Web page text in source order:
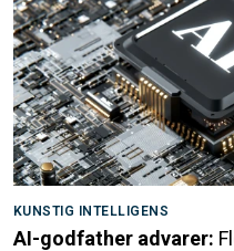
KUNSTIG INTELLIGENS
AI-godfather advarer: